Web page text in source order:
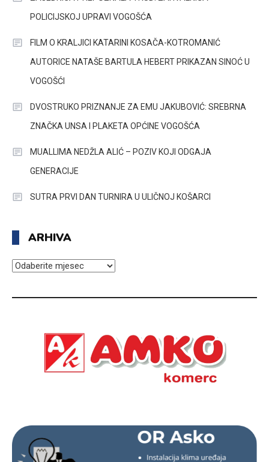
POLICIJSKOJ UPRAVI VOGOŠĆA
FILM O KRALJICI KATARINI KOSAČA-KOTROMANIĆ
AUTORICE NATAŠE BARTULA HEBERT PRIKAZAN SINOĆ U
VOGOŠĆI
DVOSTRUKO PRIZNANJE ZA EMU JAKUBOVIĆ: SREBRNA
ZNAČKA UNSA I PLAKETA OPĆINE VOGOŠĆA
MUALLIMA NEDŽLA ALIĆ – POZIV KOJI ODGAJA
GENERACIJE
SUTRA PRVI DAN TURNIRA U ULIČNOJ KOŠARCI
ARHIVA
ARHIVA